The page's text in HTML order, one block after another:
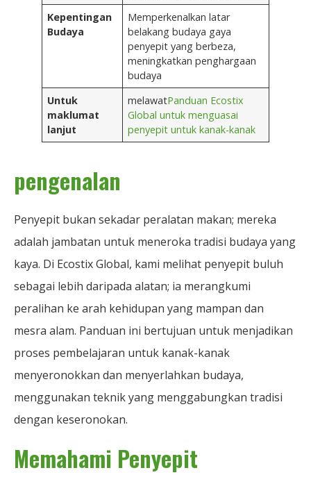
Kepentingan
Budaya
Memperkenalkan latar
belakang budaya gaya
penyepit yang berbeza,
meningkatkan penghargaan
budaya
Untuk
maklumat
lanjut
melawatPanduan Ecostix
Global untuk menguasai
penyepit untuk kanak-kanak
pengenalan
Penyepit bukan sekadar peralatan makan; mereka
adalah jambatan untuk meneroka tradisi budaya yang
kaya. Di Ecostix Global, kami melihat penyepit buluh
sebagai lebih daripada alatan; ia merangkumi
peralihan ke arah kehidupan yang mampan dan
mesra alam. Panduan ini bertujuan untuk menjadikan
proses pembelajaran untuk kanak-kanak
menyeronokkan dan menyerlahkan budaya,
menggunakan teknik yang menggabungkan tradisi
dengan keseronokan.
Memahami Penyepit